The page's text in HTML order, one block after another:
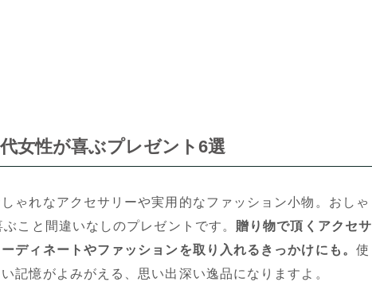
女性が喜ぶプレゼント6選
ゃれなアクセサリーや実用的なファッション小物。おしゃ
こと間違いなしのプレゼントです。 贈り物で頂くアクセサ
ディネートやファッションを取り入れるきっかけにも。 使
記憶がよみがえる、思い出深い逸品になりますよ。